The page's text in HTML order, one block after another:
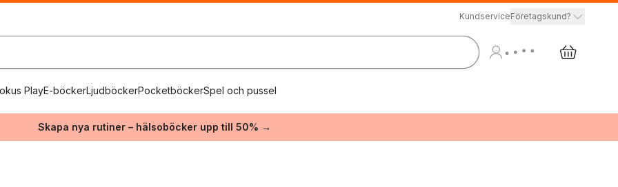
KundserviceFöretagskund?
PlayE-böckerLjudböckerPocketböckerSpel och pussel
Skapa nya rutiner – hälsoböcker upp till 50% →